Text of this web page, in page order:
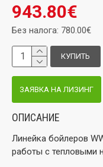
943.80€
Без налога: 780.00€
КУПИТЬ
ЗАЯВКА НА ЛИЗИНГ
ОПИСАНИЕ
Линейка бойлеров
работы с тепловыми